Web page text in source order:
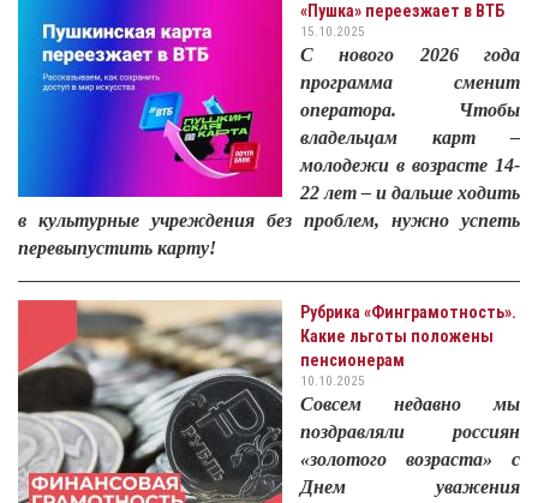
«Пушка» переезжает в ВТБ
15.10.2025
С нового 2026 года
программа сменит
оператора. Чтобы
владельцам карт –
молодежи в возрасте 14-
22 лет – и дальше ходить
в культурные учреждения без проблем, нужно успеть
перевыпустить карту!
Рубрика «Финграмотность».
Какие льготы положены
пенсионерам
10.10.2025
Совсем недавно мы
поздравляли россиян
«золотого возраста» с
Днем уважения